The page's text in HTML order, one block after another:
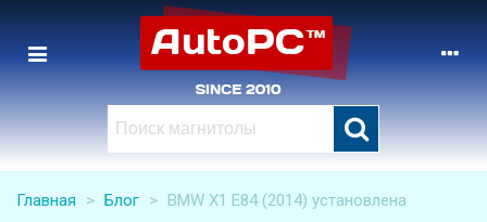
Главная > Блог > BMW X1 E84 (2014) установлена